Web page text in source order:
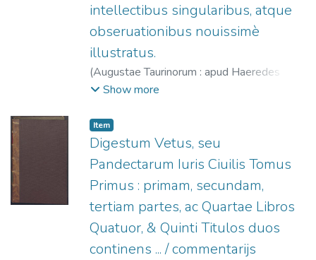
intellectibus singularibus, atque
obseruationibus nouissimè
illustratus.
(Augustae Taurinorum : apud Haeredes
Nicolai Beuilaquae,
1574-1598
Show more
Item
Digestum Vetus, seu
Pandectarum Iuris Ciuilis Tomus
Primus : primam, secundam,
tertiam partes, ac Quartae Libros
Quatuor, & Quinti Titulos duos
continens ... / commentarijs